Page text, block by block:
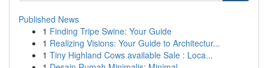
Published News
1 Finding Tripe Swine: Your Guide
1 Realizing Visions: Your Guide to Architectur...
1 Tiny Highland Cows available Sale : Loca...